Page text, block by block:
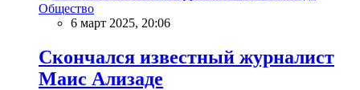
Общество
6 март 2025, 20:06
Скончался известный журналист
Маис Ализаде